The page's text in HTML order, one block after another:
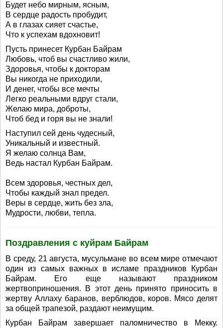
Будет небо мирным, ясным,
В сердце радость пробудит,
А в глазах сияет счастье,
Что к успехам вдохновит!
Пусть принесет Курбан Байрам
Любовь, чтоб вы счастливо жили,
Здоровья, чтобы к докторам
Вы никогда не приходили,
И денег, чтобы все мечты
Легко реальными вдруг стали,
Желаю мира, доброты,
Чтоб бед и горя вы не знали!
Наступил сей день чудесный,
Уникальный и известный.
Я желаю солнца Вам,
Ведь настал Курбан Байрам.
Всем здоровья, честных дел,
Чтобы каждый знал предел.
Веры в сердце, жить без зла,
Мудрости, любви, тепла.
Поздравления с куйрам Байрам
В среду, 21 августа, мусульмане во всем мире отмечают
один из самых важных в исламе праздников Курбан
Байрам. Его еще называют праздником
жертвоприношения. В этот день принято приносить в
жертву Аллаху баранов, верблюдов, коров. Мясо делят
за общей трапезой, раздают неимущим.
Курбан Байрам завершает паломничество в Мекку.